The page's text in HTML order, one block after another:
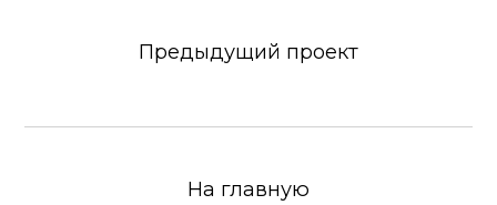
Предыдущий проект
На главную